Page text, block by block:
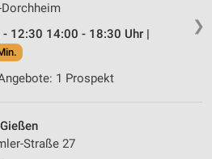
❯
12:30 14:00 - 18:30 Uhr |
1 Prospekt
Straße 27